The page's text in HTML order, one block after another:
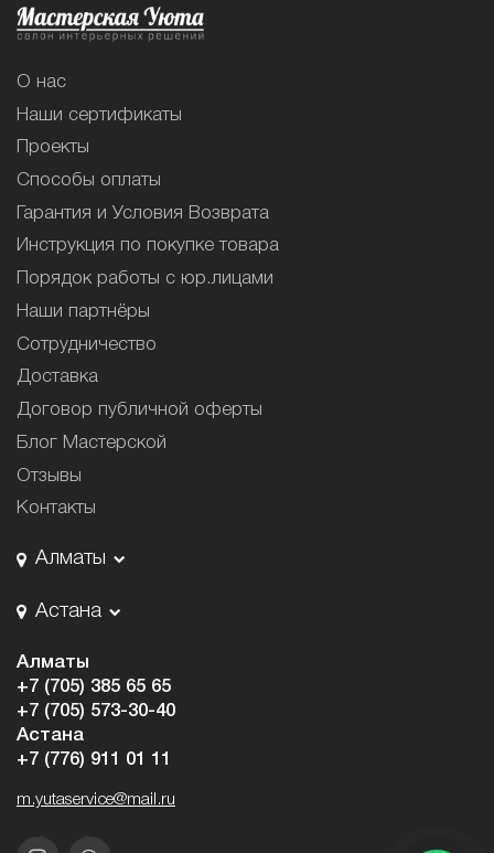
О нас
Наши сертификаты
Проекты
Способы оплаты
Гарантия и Условия Возврата
Инструкция по покупке товара
Порядок работы с юр.лицами
Наши партнёры
Сотрудничество
Доставка
Договор публичной оферты
Блог Мастерской
Отзывы
Контакты
Алматы
Астана
Алматы
+7 (705) 385 65 65
+7 (705) 573-30-40
Астана
+7 (776) 911 01 11
m.yutaservice@mail.ru